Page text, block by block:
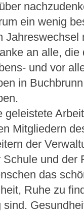
ein wenig
Jahreswechsel
an alle,
und vor
in
geleistete
Mitgliedern
der
und der
das
Ruhe zu